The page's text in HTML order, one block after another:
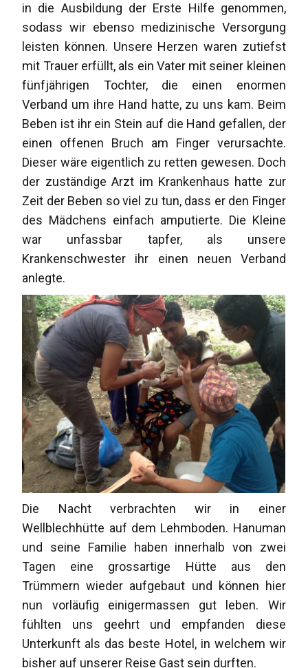
in die Ausbildung der Erste Hilfe genommen,
sodass wir ebenso medizinische Versorgung
leisten können. Unsere Herzen waren zutiefst
mit Trauer erfüllt, als ein Vater mit seiner kleinen
fünfjährigen Tochter, die einen enormen
Verband um ihre Hand hatte, zu uns kam. Beim
Beben ist ihr ein Stein auf die Hand gefallen, der
einen offenen Bruch am Finger verursachte.
Dieser wäre eigentlich zu retten gewesen. Doch
der zuständige Arzt im Krankenhaus hatte zur
Zeit der Beben so viel zu tun, dass er den Finger
des Mädchens einfach amputierte. Die Kleine
war unfassbar tapfer, als unsere
Krankenschwester ihr einen neuen Verband
anlegte.
Die Nacht verbrachten wir in einer
Wellblechhütte auf dem Lehmboden. Hanuman
und seine Familie haben innerhalb von zwei
Tagen eine grossartige Hütte aus den
Trümmern wieder aufgebaut und können hier
nun vorläufig einigermassen gut leben. Wir
fühlten uns geehrt und empfanden diese
Unterkunft als das beste Hotel, in welchem wir
bisher auf unserer Reise Gast sein durften.